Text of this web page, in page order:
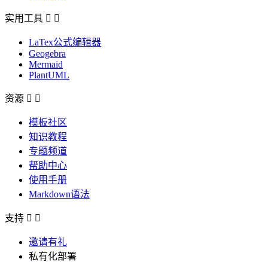
实用工具  
LaTex公式编辑器
Geogebra
Mermaid
PlantUML
资源  
模板社区
知识教程
专题频道
帮助中心
使用手册
Markdown语法
支持  
邀请有礼
私有化部署